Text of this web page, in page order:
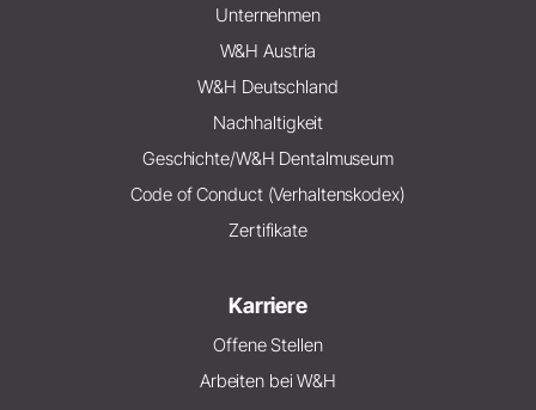
Unternehmen
W&H Austria
W&H Deutschland
Nachhaltigkeit
Geschichte/W&H Dentalmuseum
Code of Conduct (Verhaltenskodex)
Zertifikate
Karriere
Offene Stellen
Arbeiten bei W&H